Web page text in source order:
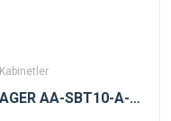
Kabinetler
AGER AA-SBT10-A-S1 Dikili Tip 19" 1U D1000mm için Sabit Siyah Raf Modülü